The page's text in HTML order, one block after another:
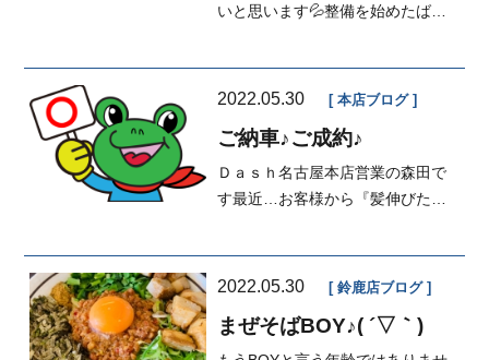
いと思います💦整備を始めたばか
2022.05.30 本店ブログ
ご納車♪ご成約♪
Ｄａｓｈ名古屋本店営業の森田で
す最近…お客様から『髪伸びた
2022.05.30 鈴鹿店ブログ
まぜそばBOY♪( ´▽｀)